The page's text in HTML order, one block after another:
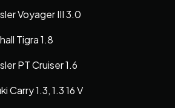
Voyager III 3.0
Tigra 1.8
PT Cruiser 1.6
Carry 1.3, 1.3 16 V